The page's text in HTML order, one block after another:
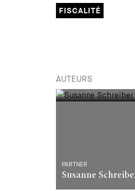
FISCALITÉ
AUTEURS
PARTNER
Susanne